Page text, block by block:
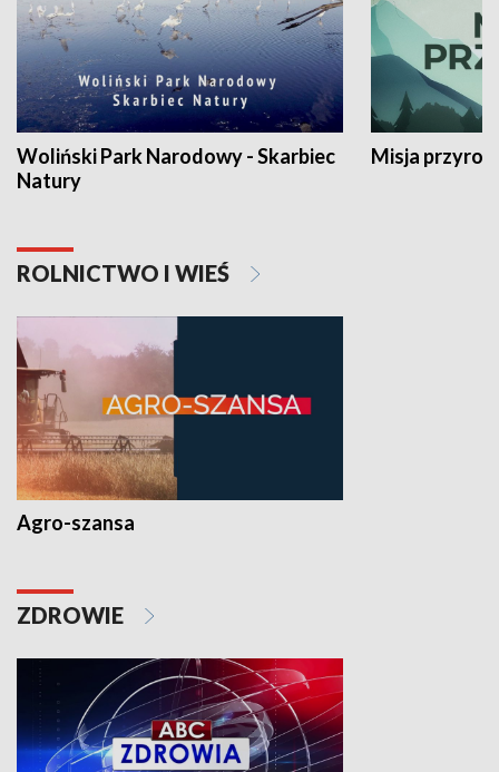
Woliński Park Narodowy - Skarbiec
Natury
Misja
ROLNICTWO I WIEŚ
Agro-szansa
ZDROWIE